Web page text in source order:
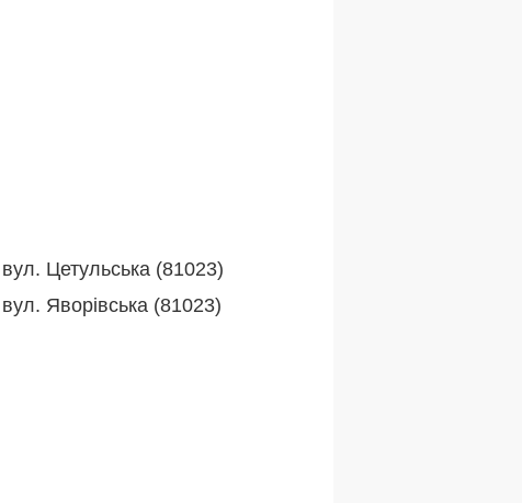
вул. Цетульська (81023)
вул. Яворівська (81023)